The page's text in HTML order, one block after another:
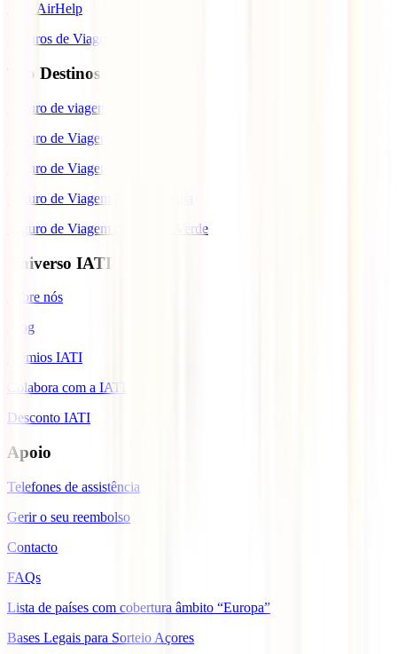
IATI AirHelp
Seguros de Viagem
Top Destinos
Seguro de viagem para o Japão
Seguro de Viagem para os EUA
Seguro de Viagem para o Brasil
Seguro de Viagem para Tailândia
Seguro de Viagem para Cabo Verde
Universo IATI
Sobre nós
Blog
Prémios IATI
Colabora com a IATI
Desconto IATI
Apoio
Telefones de assistência
Gerir o seu reembolso
Contacto
FAQs
Lista de países com cobertura âmbito “Europa”
Bases Legais para Sorteio Açores